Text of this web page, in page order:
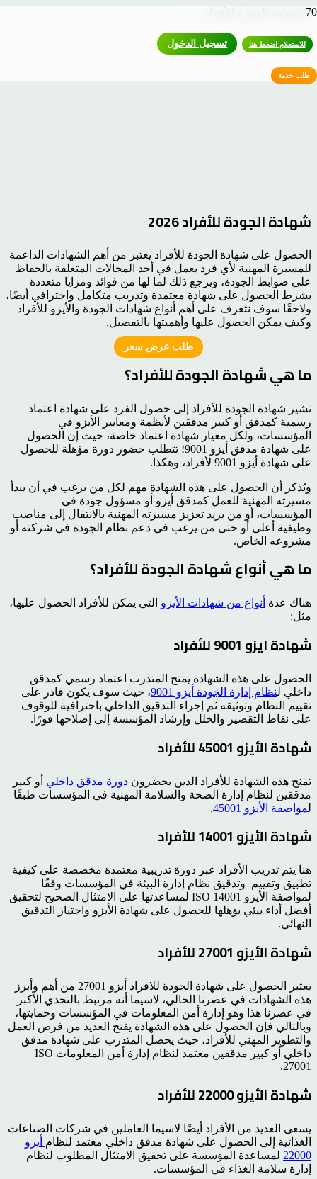
للاستعلام اضغط هنا تسجيل الدخول
طلب خدمة
شهادة الجودة للأفراد 2026
الحصول على شهادة الجودة للأفراد يعتبر من أهم الشهادات الداعمة
للمسيرة المهنية لأي فرد يعمل في أحد المجالات المتعلقة بالحفاظ
على ضوابط الجودة، ويرجع ذلك لما لها من فوائد ومزايا متعددة
بشرط الحصول على شهادة معتمدة وتدريب متكامل واحترافي أيضًا،
ولاحقًا سوف نتعرف على أهم أنواع شهادات الجودة والأيزو للأفراد
وكيف يمكن الحصول عليها وأهميتها بالتفصيل.
طلب عرض سعر
ما هي شهادة الجودة للأفراد؟
تشير شهادة الجودة للأفراد إلى حصول الفرد على شهادة اعتماد
رسمية كمدقق أو كبير مدققين لأنظمة ومعايير الأيزو في
المؤسسات، ولكل معيار شهادة اعتماد خاصة، حيث إن الحصول
على شهادة مدقق أيزو 9001؛ تتطلب حضور دورة مؤهلة للحصول
على شهادة أيزو 9001 لأفراد، وهكذا.
ويُذكر أن الحصول على هذه الشهادة مهم لكل من يرغب في أن يبدأ
مسيرته المهنية للعمل كمدقق أيزو أو مسؤول جودة في
المؤسسات، أو من يريد تعزيز مسيرته المهنية بالانتقال إلى مناصب
وظيفية أعلى أو حتى من يرغب في دعم نظام الجودة في شركته أو
مشروعه الخاص.
ما هي أنواع شهادة الجودة للأفراد؟
هناك عدة أنواع من شهادات الأيزو التي يمكن للأفراد الحصول عليها،
مثل:
شهادة ايزو 9001 للأفراد
الحصول على هذه الشهادة يمنح المتدرب اعتماد رسمي كمدقق
داخلي لنظام إدارة الجودة أيزو 9001
، حيث سوف يكون قادر على
تقييم النظام وتوثيقه ثم إجراء التدقيق الداخلي باحترافية للوقوف
على نقاط التقصير والخلل وإرشاد المؤسسة إلى إصلاحها فورًا.
شهادة الأيزو 45001 للأفراد
تمنح هذه الشهادة للأفراد الذين يحضرون دورة مدقق داخلي أو كبير
مدققين لنظام إدارة الصحة والسلامة المهنية في المؤسسات طبقًا
لمواصفة الأيزو 45001 .
شهادة الأيزو 14001 للأفراد
هنا يتم تدريب الأفراد عبر دورة تدريبية معتمدة مخصصة على كيفية
تطبيق وتقييم وتدقيق نظام إدارة البيئة في المؤسسات وفقًا
لمواصفة الأيزو ISO 14001 لمساعدتها على الامتثال الصحيح لتحقيق
أفضل أداء بيئي يؤهلها للحصول على شهادة الأيزو واجتياز التدقيق
النهائي.
شهادة الأيزو 27001 للأفراد
يعتبر الحصول على شهادة الجودة للافراد أيزو 27001 من أهم وأبرز
هذه الشهادات في عصرنا الحالي، لاسيما أنه مرتبط بالتحدي الأكبر
في عصرنا هذا وهو إدارة أمن المعلومات في المؤسسات وحمايتها،
وبالتالي فإن الحصول على هذه الشهادة يفتح العديد من فرص العمل
والتطوير المهني للأفراد، حيث يحصل المتدرب على شهادة مدقق
داخلي أو كبير مدققين معتمد لنظام إدارة أمن المعلومات ISO
27001.
شهادة الأيزو 22000 للأفراد
يسعى العديد من الأفراد أيضًا لاسيما العاملين في شركات الصناعات
الغذائية إلى الحصول على شهادة مدقق داخلي معتمد لنظام أيزو
22000 لمساعدة المؤسسة على تحقيق الامتثال المطلوب لنظام
إدارة سلامة الغذاء في المؤسسات.